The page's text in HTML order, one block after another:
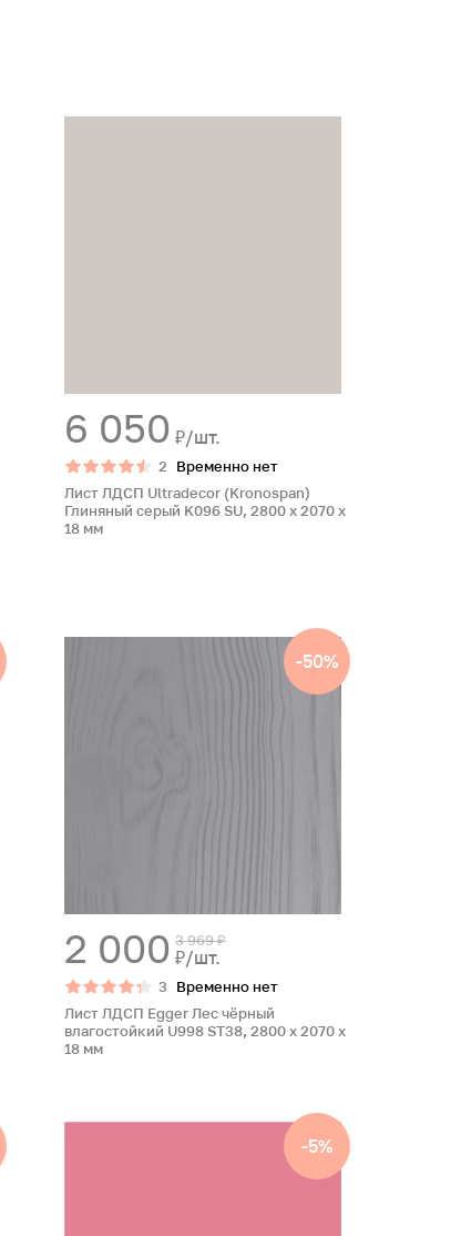
6 050 ₽/шт.
2
Временно нет
Лист ЛДСП Ultradecor (Kronospan)
Глиняный серый K096 SU, 2800 x 2070 x
18 мм
-50%
3 969 ₽
2 000 ₽/шт.
3
Временно нет
Лист ЛДСП Egger Лес чёрный
влагостойкий U998 ST38, 2800 x 2070 x
18 мм
-5%